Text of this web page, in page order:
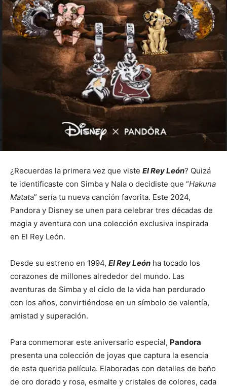
¿Recuerdas la primera vez que viste El Rey León? Quizá
te identificaste con Simba y Nala o decidiste que “Hakuna
Matata” sería tu nueva canción favorita. Este 2024,
Pandora y Disney se unen para celebrar tres décadas de
magia y aventura con una colección exclusiva inspirada
en El Rey León.
Desde su estreno en 1994, El Rey León ha tocado los
corazones de millones alrededor del mundo. Las
aventuras de Simba y el ciclo de la vida han perdurado
con los años, convirtiéndose en un símbolo de valentía,
amistad y superación.
Para conmemorar este aniversario especial, Pandora
presenta una colección de joyas que captura la esencia
de esta querida película. Elaboradas con detalles de baño
de oro dorado y rosa, esmalte y cristales de colores, cada